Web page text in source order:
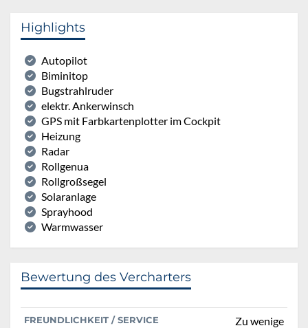
Highlights
Autopilot
Biminitop
Bugstrahlruder
elektr. Ankerwinsch
GPS mit Farbkartenplotter im Cockpit
Heizung
Radar
Rollgenua
Rollgroßsegel
Solaranlage
Sprayhood
Warmwasser
Bewertung des Vercharters
FREUNDLICHKEIT / SERVICE Zu wenige